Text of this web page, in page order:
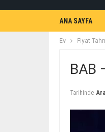
ANA SAYFA
Ev Fiyat
BAB
Tarihinde